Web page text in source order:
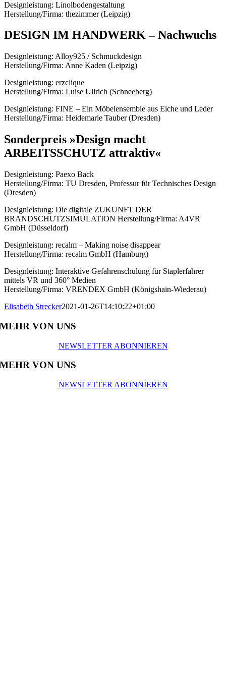
Designleistung: Linolbodengestaltung
Herstellung/Firma: thezimmer (Leipzig)
DESIGN IM HANDWERK – Nachwuchs
Designleistung: Alloy925 / Schmuckdesign
Herstellung/Firma: Anne Kaden (Leipzig)
Designleistung: erzclique
Herstellung/Firma: Luise Ullrich (Schneeberg)
Designleistung: FINE – Ein Möbelensemble aus Eiche und Leder
Herstellung/Firma: Heidemarie Tauber (Dresden)
Sonderpreis »Design macht
ARBEITSSCHUTZ attraktiv«
Designleistung: Paexo Back
Herstellung/Firma: TU Dresden, Professur für Technisches Design
(Dresden)
Designleistung: Die digitale ZUKUNFT DER
BRANDSCHUTZSIMULATION Herstellung/Firma: A4VR
GmbH (Düsseldorf)
Designleistung: recalm – Making noise disappear
Herstellung/Firma: recalm GmbH (Hamburg)
Designleistung: Interaktive Gefahrenschulung für Staplerfahrer
mittels VR und 360° Medien
Herstellung/Firma: VRENDEX GmbH (Königshain-Wiederau)
Elisabeth Strecker2021-01-26T14:10:22+01:00
MEHR VON UNS
NEWSLETTER ABONNIEREN
MEHR VON UNS
NEWSLETTER ABONNIEREN